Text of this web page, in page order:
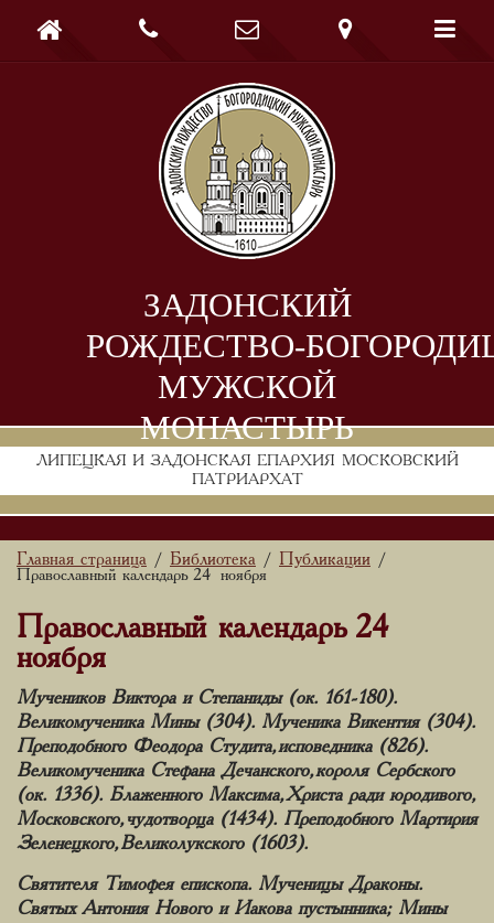
ЗАДОНСКИЙ
РОЖДЕСТВО-
МУЖСКОЙ
МОНАСТЫРЬ
ЛИПЕЦКАЯ И ЗАДОНСКАЯ ЕПАРХИЯ МОСКОВСКИЙ
ПАТРИАРХАТ
    
Главная страница / Библиотека / Публикации /
Православный календарь 24 ноября
Православный календарь 24
ноября
Мучеников Виктора и Степаниды (ок. 161-180).
Великомученика Мины (304). Мученика Викентия (304).
Преподобного Феодора Студита, исповедника (826).
Великомученика Стефана Дечанского, короля Сербского
(ок. 1336). Блаженного Максима, Христа ради юродивого,
Московского, чудотворца (1434). Преподобного Мартирия
Зеленецкого, Великолукского (1603).
Святителя Тимофея епископа. Мученицы Драконы.
Святых Антония Нового и Иакова пустынника; Мины